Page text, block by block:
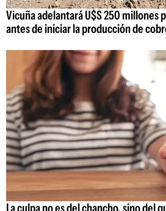
Vicuña adelantará U$S 250 millones
antes de iniciar la producción de
La culpa no es del chancho, sino del